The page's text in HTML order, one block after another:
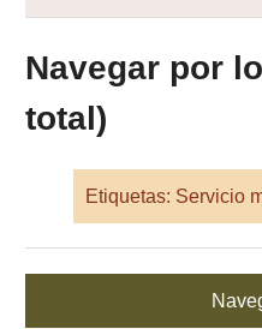
Navegar por
total)
Etiquetas: Servicio